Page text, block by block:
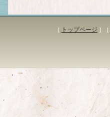
[ トップページ ] [